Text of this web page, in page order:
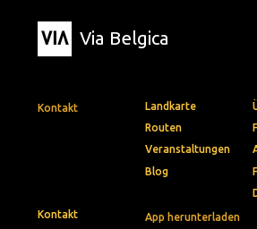
Via Belgica
Kontakt
App herunterladen
Landkarte
Routen
Veranstaltungen
Blog
Kontakt